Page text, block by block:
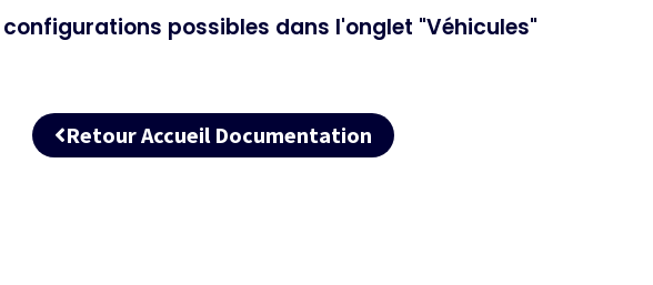
configurations possibles dans l'onglet "Véhicules"
Retour Accueil Documentation